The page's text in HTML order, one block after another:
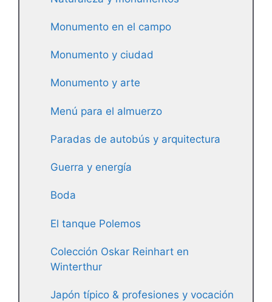
Monumento en el campo
Monumento y ciudad
Monumento y arte
Menú para el almuerzo
Paradas de autobús y arquitectura
Guerra y energía
Boda
El tanque Polemos
Colección Oskar Reinhart en
Winterthur
Japón típico & profesiones y vocación